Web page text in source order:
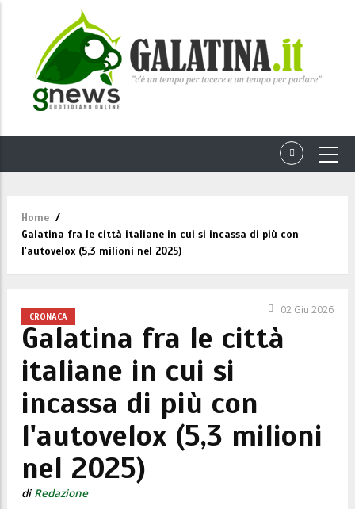
Briciole
di
pane
Home /
Galatina fra le città italiane in cui si incassa di più con
l'autovelox (5,3 milioni nel 2025)
CRONACA 02 Giu 2026
Galatina fra le città
italiane in cui si
incassa di più con
l'autovelox (5,3 milioni
nel 2025)
di Redazione